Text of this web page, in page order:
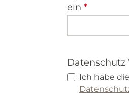
ein *
Datenschutz
Ich habe die